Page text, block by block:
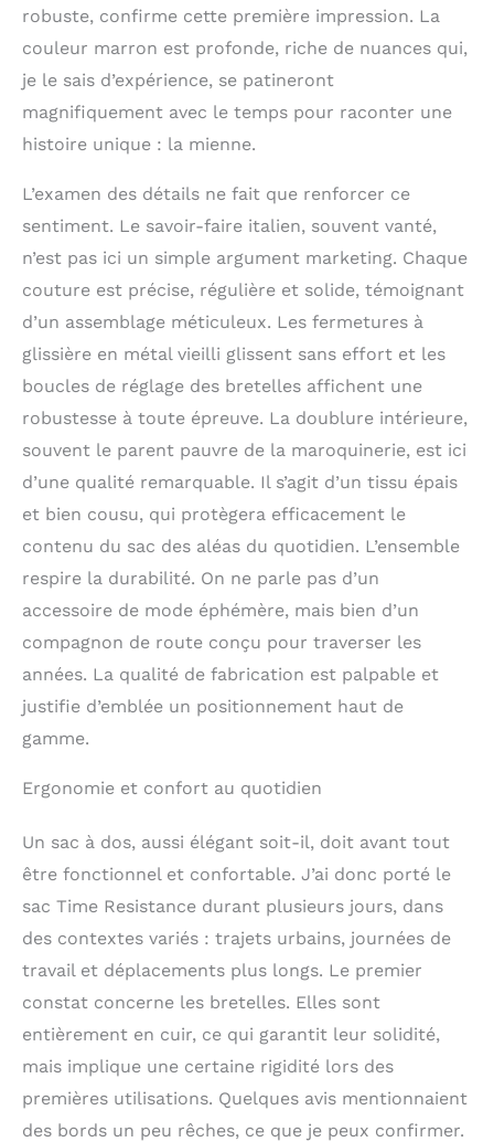
indéchirable,
le dévouement pendant
le processus de
fabrication est la
garantie d'un accessoire
en cuir de qualité.
- le sac est doté de
bretelles rembourrées,
d'un compartiment
rembourré pour
ordinateur portable et
exigences de taille de
bagage en cabine pour
vos voyages d’affaire.
39 cm, longueur : 31
cm, largeur : 13 cm,
PRODUITS UNIQUES -
nos sacs à dos sont
fabriqués en cuir de
vachette pleine fleur,
teints à la main selon la
méthode du tannage
végétal. Cette technique
artisanale permet de
conserver l'aspect
motif légèrement
différent. Il n'y aura
dos comme le vôtre
dans le monde.
IDÉAL POUR DES
MOMENTS DE CADEAUX
INOUBLIABLES : Notre
sac à dos est
dans une boîte cadeau,
créant ainsi une magie
dès le premier regard.
pour ceux qui
apprécient le style, la
robuste, confirme cette première impression. La
couleur marron est profonde, riche de nuances qui,
je le sais d’expérience, se patineront
magnifiquement avec le temps pour raconter une
histoire unique : la mienne.
L’examen des détails ne fait que renforcer ce
sentiment. Le savoir-faire italien, souvent vanté,
n’est pas ici un simple argument marketing. Chaque
couture est précise, régulière et solide, témoignant
d’un assemblage méticuleux. Les fermetures à
glissière en métal vieilli glissent sans effort et les
boucles de réglage des bretelles affichent une
robustesse à toute épreuve. La doublure intérieure,
souvent le parent pauvre de la maroquinerie, est ici
d’une qualité remarquable. Il s’agit d’un tissu épais
et bien cousu, qui protègera efficacement le
contenu du sac des aléas du quotidien. L’ensemble
respire la durabilité. On ne parle pas d’un
accessoire de mode éphémère, mais bien d’un
compagnon de route conçu pour traverser les
années. La qualité de fabrication est palpable et
justifie d’emblée un positionnement haut de
gamme.
Ergonomie et confort au quotidien
Un sac à dos, aussi élégant soit-il, doit avant tout
être fonctionnel et confortable. J’ai donc porté le
sac Time Resistance durant plusieurs jours, dans
des contextes variés : trajets urbains, journées de
travail et déplacements plus longs. Le premier
constat concerne les bretelles. Elles sont
entièrement en cuir, ce qui garantit leur solidité,
mais implique une certaine rigidité lors des
premières utilisations. Quelques avis mentionnaient
des bords un peu rêches, ce que je peux confirmer.